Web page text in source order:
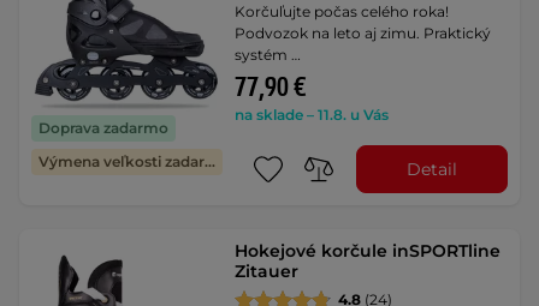
Doprava zadarmo
Výmena veľkosti zadarmo
Korčuľujte počas celého roka!
Podvozok na leto aj zimu. Praktický
systém …
77,90 €
na sklade – 11.8. u Vás
Detail
Hokejové korčule inSPORTline
Zitauer
4.8 (24)